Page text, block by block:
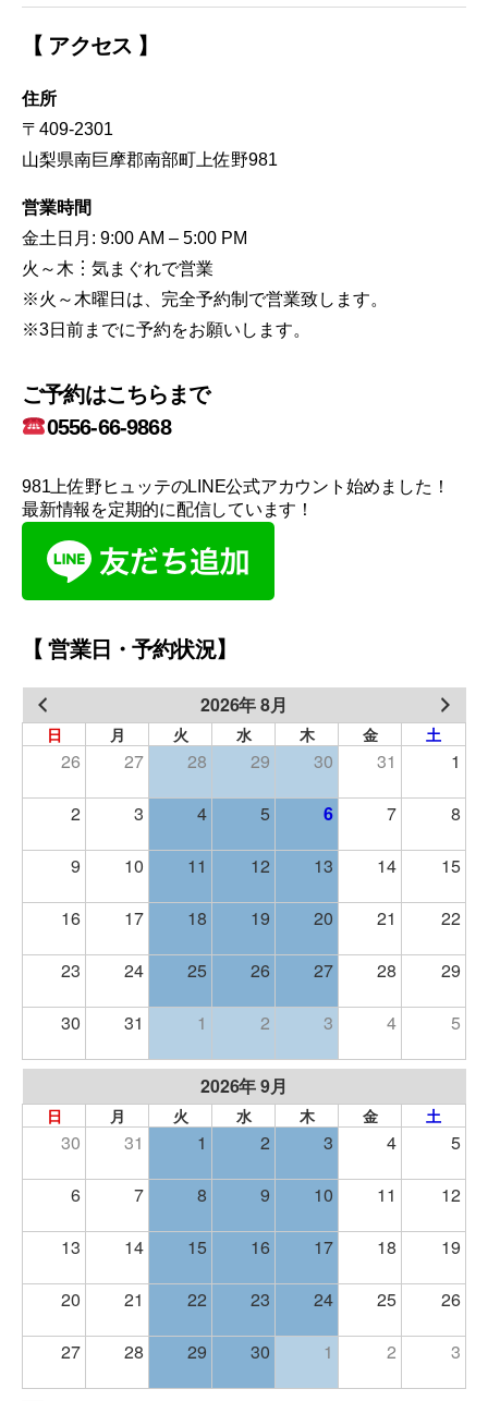
【 アクセス 】
住所
〒409-2301
山梨県南巨摩郡南部町上佐野981
営業時間
金土日月: 9:00 AM – 5:00 PM
火～木︙気まぐれで営業
※火～木曜日は、完全予約制で営業致します。
※3日前までに予約をお願いします。
ご予約はこちらまで
0556-66-9868
981上佐野ヒュッテのLINE公式アカウント始めました！
最新情報を定期的に配信しています！
【 営業日・予約状況】
2026年 8月
日 月 火 水 木 金 土
26 27 28 29 30 31 1
2 3 4 5 6 7 8
9 10 11 12 13 14 15
16 17 18 19 20 21 22
23 24 25 26 27 28 29
30 31 1 2 3 4 5
2026年 9月
日 月 火 水 木 金 土
30 31 1 2 3 4 5
6 7 8 9 10 11 12
13 14 15 16 17 18 19
20 21 22 23 24 25 26
27 28 29 30 1 2 3